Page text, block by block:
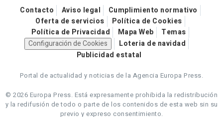
Contacto Aviso legal
Cumplimiento normativo
Oferta de servicios
Política de Cookies
Política de Privacidad
Mapa Web
Temas
Configuración de Cookies
Loteria de navidad
Publicidad estatal
Portal de actualidad y noticias de la Agencia Europa Press.
© 2026 Europa Press. Está expresamente prohibida la redistribución
y la redifusión de todo o parte de los contenidos de esta web sin su
previo y expreso consentimiento.